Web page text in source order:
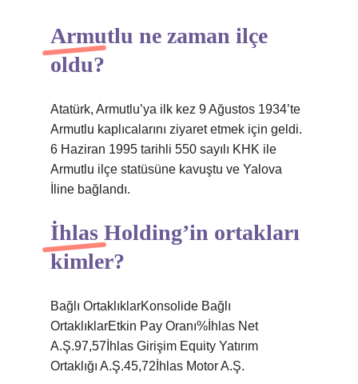
Armutlu ne zaman ilçe
oldu?
Atatürk, Armutlu’ya ilk kez 9 Ağustos 1934’te
Armutlu kaplıcalarını ziyaret etmek için geldi.
6 Haziran 1995 tarihli 550 sayılı KHK ile
Armutlu ilçe statüsüne kavuştu ve Yalova
İline bağlandı.
İhlas Holding’in ortakları
kimler?
Bağlı OrtaklıklarKonsolide Bağlı
OrtaklıklarEtkin Pay Oranı%İhlas Net
A.Ş.97,57İhlas Girişim Equity Yatırım
Ortaklığı A.Ş.45,72İhlas Motor A.Ş.